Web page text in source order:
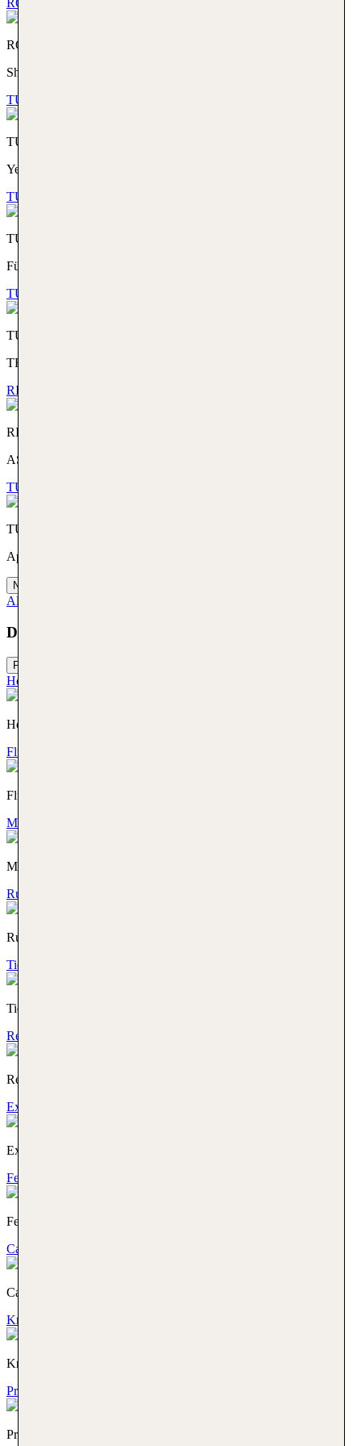
ROBINSON. Share the Moment!
ROBINSON
Share the Moment!
TUI MAGIC LIFE. Yes. This is All Inclusive.
TUI MAGIC LIFE
Yes. This is All Inclusive.
TUI KIDS CLUB. Für die Kleinen das Größte
TUI KIDS CLUB
Für die Kleinen das Größte
TUI SUNEO. THE BETTER WAY TO GET AWAY
TUI SUNEO
THE BETTER WAY TO GET AWAY
RIU Hotels. AS YOU LIKE IT.
RIU Hotels
AS YOU LIKE IT.
TUI TIME TO SMILE. Appartement Urlaub zum Wohlfühlen
TUI TIME TO SMILE
Appartement Urlaub zum Wohlfühlen
Next slide
Alle Hotelmarken
Die volle TUI Vielfalt für deinen Urlaub buchen
Previous slide
Hotelmarken
Hotelmarken
Flüge
Flüge
Mietwagen
Mietwagen
Rundreisen
Rundreisen
Tickets & Ausflüge
Tickets & Ausflüge
Reisegutschein
Reisegutschein
Expertenberatung
Expertenberatung
Ferienhaus
Ferienhaus
Camper
Camper
Kreuzfahrt
Kreuzfahrt
Privattransfer
Privattransfer